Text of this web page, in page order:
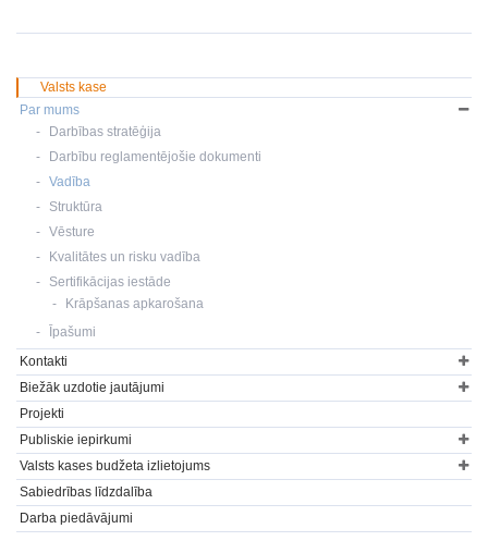
Valsts kase
Par mums
Darbības stratēģija
Darbību reglamentējošie dokumenti
Vadība
Struktūra
Vēsture
Kvalitātes un risku vadība
Sertifikācijas iestāde
Krāpšanas apkarošana
Īpašumi
Kontakti
Biežāk uzdotie jautājumi
Projekti
Publiskie iepirkumi
Valsts kases budžeta izlietojums
Sabiedrības līdzdalība
Darba piedāvājumi